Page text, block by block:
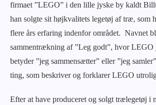
firmaet ”LEGO” i den lille jyske by kaldt
han solgte sit højkvalitets legetøj af træ, som
flere års erfaring indenfor området. Navnet
sammentrækning af ”Leg godt”, hvor LEGO
betyder ”jeg sammensætter” eller ”jeg
ting, som beskriver og forklarer LEGO
Efter at have produceret og solgt trælegetøj i